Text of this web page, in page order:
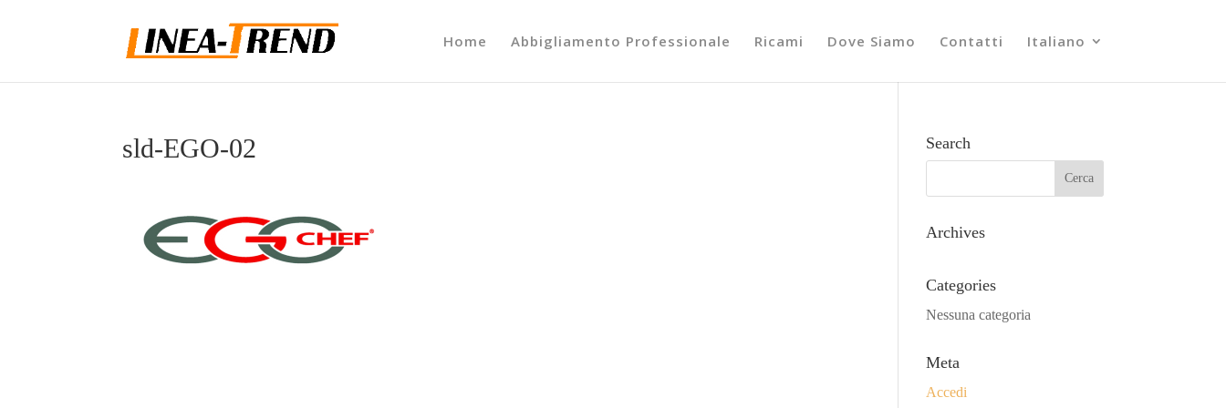
Home Abbigliamento Professionale Ricami Dove Siamo Contatti Italiano
sld-EGO-02 Search
Archives
Categories
Nessuna categoria
Meta
Accedi